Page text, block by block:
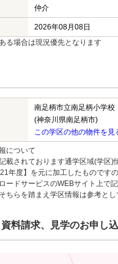
仲介
2026年08月08日
る場合は現況優先となります
南足柄市立南足柄小学校
(神奈川県南足柄市)
この学区の他の物件を見
について
載されております通学区域(学区
年度】を元に加工したものです
ードサービスのWEBサイト上で
ちらを踏まえ学区情報は参考とし
料請求、見学のお申し